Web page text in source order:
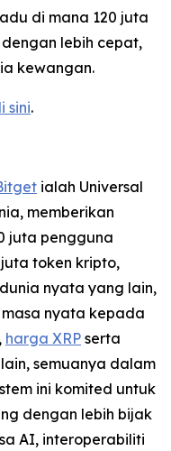
di mana 120 juta
lebih cepat,
kewangan.
sini.
ialah Universal
memberikan
juta pengguna
token kripto,
nyata yang lain,
nyata kepada
, harga XRP serta
semuanya dalam
ini komited untuk
dengan lebih bijak
AI, interoperabiliti